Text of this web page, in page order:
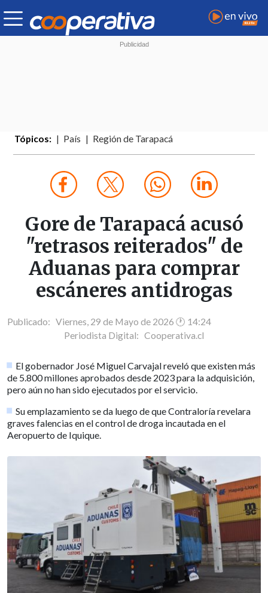
Tópicos: País Región de Tarapacá
Gore de Tarapacá acusó
"retrasos reiterados" de
Aduanas para comprar
escáneres antidrogas
Publicado: Viernes, 29 de Mayo de 2026 🕐 14:24
Periodista Digital: Cooperativa.cl
El gobernador José Miguel Carvajal reveló que existen más
de 5.800 millones aprobados desde 2023 para la adquisición,
pero aún no han sido ejecutados por el servicio.
Su emplazamiento se da luego de que Contraloría revelara
graves falencias en el control de droga incautada en el
Aeropuerto de Iquique.